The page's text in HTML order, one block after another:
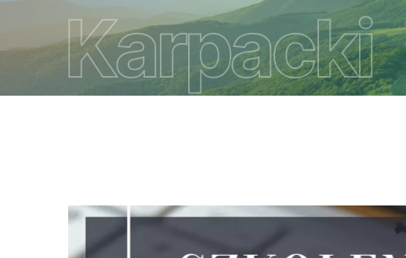
Karpacki